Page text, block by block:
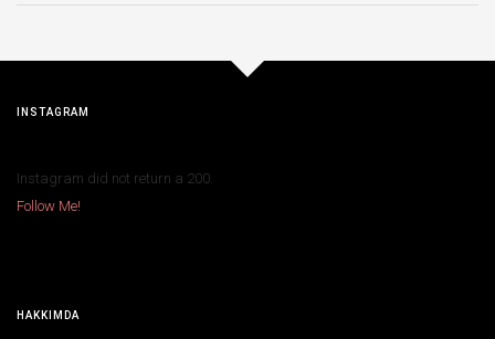
INSTAGRAM
Instagram did not return a 200.
Follow Me!
HAKKIMDA